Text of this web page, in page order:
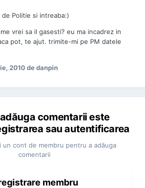
de Politie si intreaba:)
vrei sa il gasesti? eu ma incadrez in
pot, te ajut. trimite-mi pe PM datele
2010de danpin
comentarii este
sau autentificarea
un cont de membru pentru a adăuga
comentarii
membru